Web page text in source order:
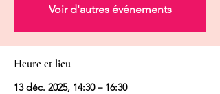
Voir d'autres événements
Heure et lieu
13 déc. 2025, 14:30 – 16:30